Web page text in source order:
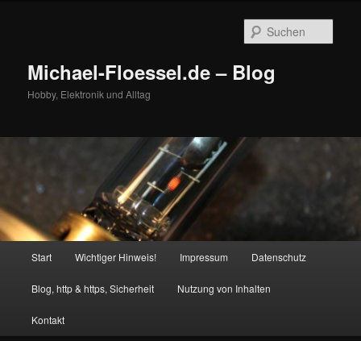
Michael-Floessel.de – Blog
Hobby, Elektronik und Alltag
Start Wichtiger Hinweis! Impressum Datenschutz
Blog, http & https, Sicherheit Nutzung von Inhalten
Kontakt